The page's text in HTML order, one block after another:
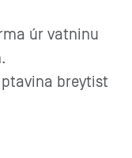
úr vatninu
breytist